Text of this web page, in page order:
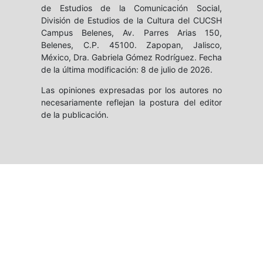
de Estudios de la Comunicación Social,
División de Estudios de la Cultura del CUCSH
Campus Belenes, Av. Parres Arias 150,
Belenes, C.P. 45100. Zapopan, Jalisco,
México, Dra. Gabriela Gómez Rodríguez. Fecha
de la última modificación: 8 de julio de 2026.
Las opiniones expresadas por los autores no
necesariamente reflejan la postura del editor
de la publicación.